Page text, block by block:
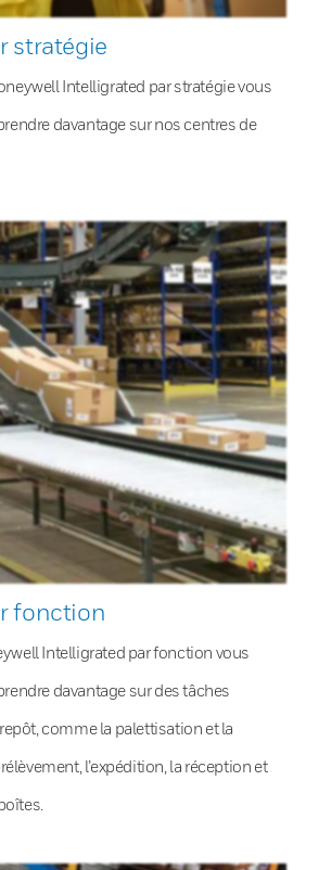
stratégie
Intelligrated par stratégie vous
davantage sur nos centres de
fonction
Intelligrated par fonction vous
davantage sur des tâches
comme la palettisation et la
l’expédition, la réception et